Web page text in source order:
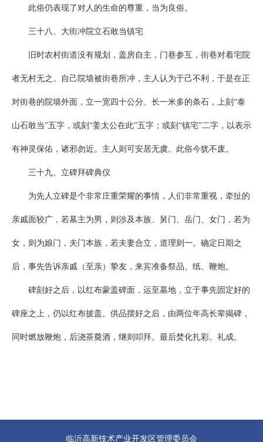
此俗仍表现了对人的生命的尊重，当为良俗。
三十八、大街冲院立石敢当镇宅
旧时农村街道没有规划，盖房自主，门巷参互，街巷对着宅院
者无村无之。自己院墙被街巷所冲，主人认为于己不利，于是在正
对街巷的院墙外面，立一宽四十公分、长一米多的条石，上刻“泰
山石敢当”五字，或刻“姜太公在此”五字；或刻“镇宅”二字，以表示
有神灵保佑，诸邪勿近。主人则可安居无虞。此俗今犹不废。
三十九、立碑拜碑典仪
为先人立碑是个非常庄重荣耀的事情，人们非常重视，牵扯的
亲戚面较广，若墓主为男，则涉及本族、舅门、岳门、女门，若为
女，则为娘门，夫门本族，若夫妻合立，道理则一。确定日期之
后，事先告诉亲戚（至亲）挚友，来宾准备祭品、纸、鞭炮。
碑刻好之后，以红布蒙盖碑面，运至墓地，立于事先固定好的
碑座之上，仍以红布披盖。供品摆好之后，由两位年高长辈揭碑，
同时燃放鞭炮，后浇茶奠酒，继则叩拜。最后焚化扎彩。礼成。
临沂高新技术产业开发区管理委员会